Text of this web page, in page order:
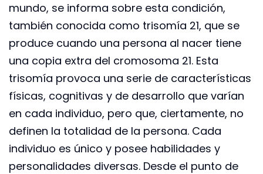
mundo, se informa sobre esta condición,
también conocida como trisomía 21, que se
produce cuando una persona al nacer tiene
una copia extra del cromosoma 21. Esta
trisomía provoca una serie de características
físicas, cognitivas y de desarrollo que varían
en cada individuo, pero que, ciertamente, no
definen la totalidad de la persona. Cada
individuo es único y posee habilidades y
personalidades diversas. Desde el punto de